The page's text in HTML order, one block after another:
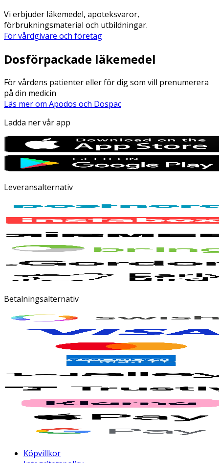
Vi erbjuder läkemedel, apoteksvaror,
förbrukningsmaterial och utbildningar.
För vårdgivare och företag
Dosförpackade läkemedel
För vårdens patienter eller för dig som vill prenumerera
på din medicin
Läs mer om Apodos och Dospac
Ladda ner vår app
Leveransalternativ
Betalningsalternativ
Köpvillkor